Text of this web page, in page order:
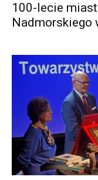
100-lecie
Nadmorskiego